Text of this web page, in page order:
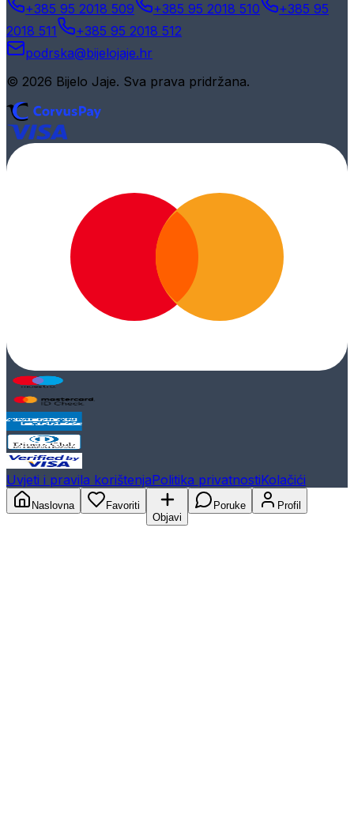
+385 95 2018 509 +385 95 2018 510
+385 95
2018 511
+385 95 2018 512
podrska@bijelojaje.hr
© 2026 Bijelo Jaje. Sva prava pridržana.
Uvjeti i pravila korištenjaPolitika privatnostiKolačići
Naslovna
Favoriti
Objavi
Poruke Profil